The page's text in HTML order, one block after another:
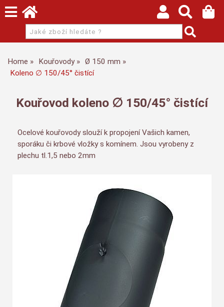
Home Kouřovody
Ø 150 mm
Koleno ∅ 150/45° čistící
Kouřovod koleno ∅ 150/45° čistící
Ocelové kouřovody slouží k propojení Vašich kamen,
sporáku či krbové vložky s komínem. Jsou vyrobeny z
plechu tl.1,5 nebo 2mm